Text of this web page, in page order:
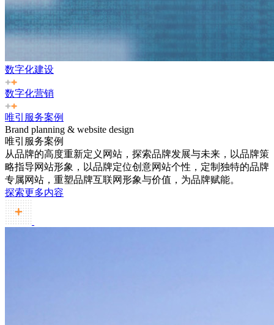
数字化建设
数字化营销
唯引服务案例
Brand planning & website design
唯引服务案例
从品牌的高度重新定义网站，探索品牌发展与未来，以品牌策
略指导网站形象，以品牌定位创意网站个性，定制独特的品牌
专属网站，重塑品牌互联网形象与价值，为品牌赋能。
探索更多内容